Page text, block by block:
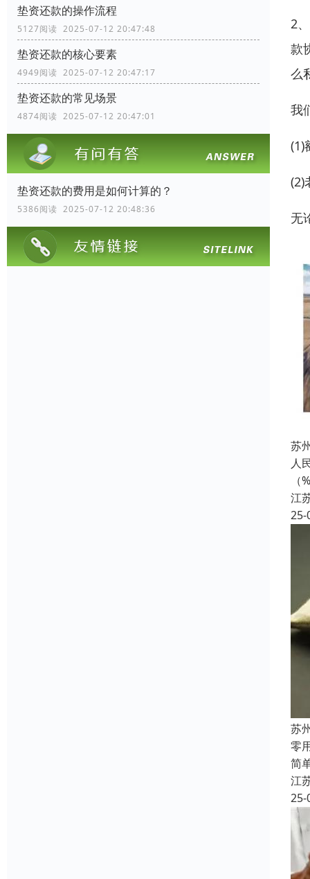
垫资还款的操作流程
5127阅读 2025-07-12 20:47:48
垫资还款的核心要素
4949阅读 2025-07-12 20:47:17
垫资还款的常见场景
4874阅读 2025-07-12 20:47:01
垫资还款的费用是如何计算的？
5386阅读 2025-07-12 20:48:36
2
款
么
我
(1)
(2)
无
苏
人
江
25-
苏
零
简
江
25-